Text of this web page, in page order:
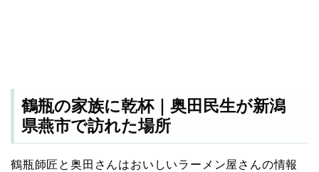
鶴瓶の家族に乾杯｜奥田民生が新潟
県燕市で訪れた場所
鶴瓶師匠と奥田さんはおいしいラーメン屋さんの情報